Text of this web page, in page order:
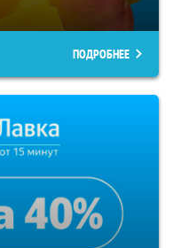
ПОДРОБНЕЕ